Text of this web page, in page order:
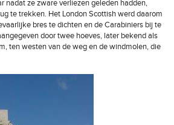
nadat ze zware verliezen geleden hadden,
te trekken. Het London Scottish werd daarom
bres te dichten en de Carabiniers bij te
door twee hoeves, later bekend als
ten westen van de weg en de windmolen, die